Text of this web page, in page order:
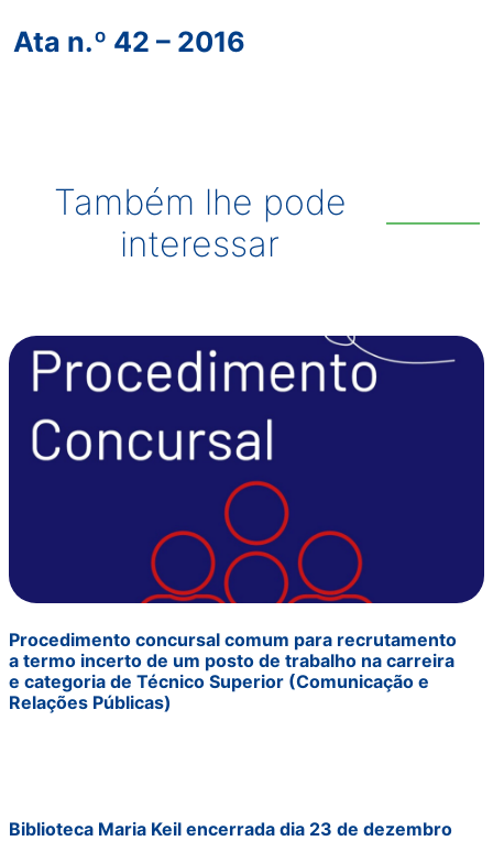
Ata n.º 42 – 2016
Também lhe pode
interessar
Procedimento concursal comum para recrutamento
a termo incerto de um posto de trabalho na carreira
e categoria de Técnico Superior (Comunicação e
Relações Públicas)
Biblioteca Maria Keil encerrada dia 23 de dezembro